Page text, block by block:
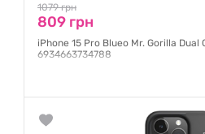
1079 грн
809 грн
iPhone 15 Pro Blueo Mr. Gorilla Dual
6934663734788